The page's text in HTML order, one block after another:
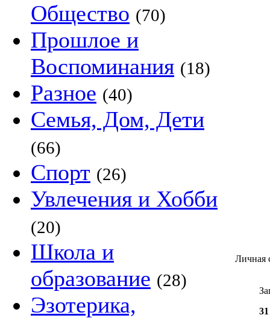
Общество (70)
Прошлое и
Воспоминания (18)
Разное (40)
Семья, Дом, Дети
(66)
Спорт (26)
Увлечения и Хобби
(20)
Школа и
образование (28)
Эзотерика,
Личная